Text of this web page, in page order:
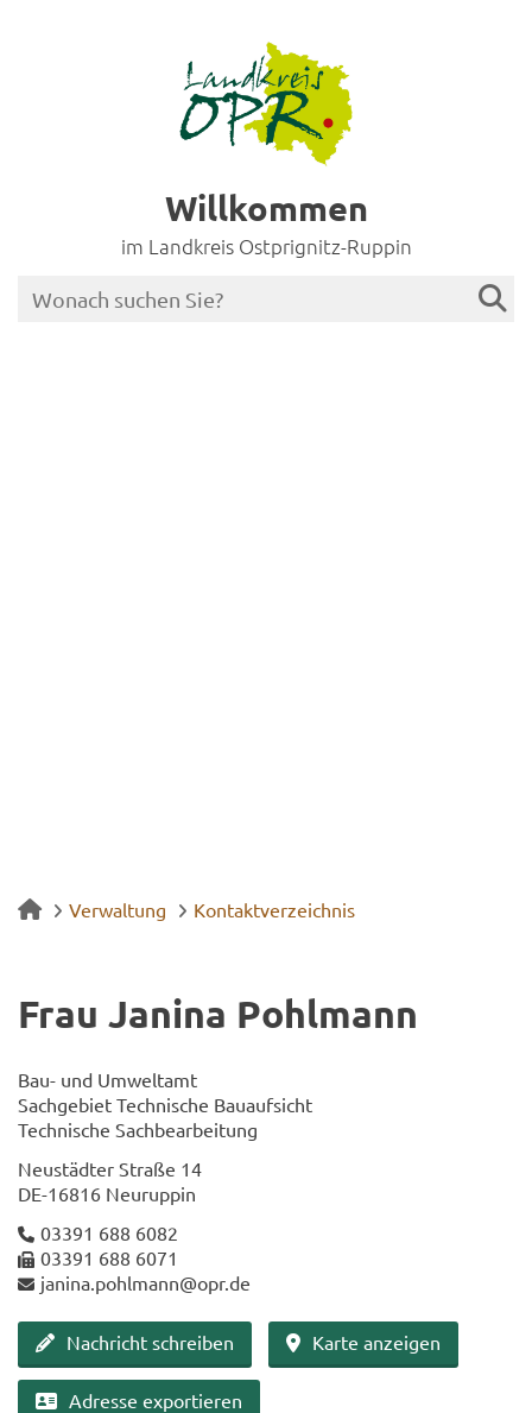
Willkommen
im Landkreis Ostprignitz-Ruppin
Verwaltung Kontaktverzeichnis
Frau Ja­ni­na Pohl­mann
Bau- und Um­welt­amt
Sach­ge­biet Tech­ni­sche Bau­auf­sicht
Tech­ni­sche Sach­be­ar­bei­tung
Neu­städ­ter Stra­ße 14
DE-​16816 Neu­rup­pin
03391 688 6082
03391 688 6071
ja­ni­na.pohl­mann@opr.de
Nach­richt schrei­ben Karte an­zei­gen
Adres­se ex­por­tie­ren